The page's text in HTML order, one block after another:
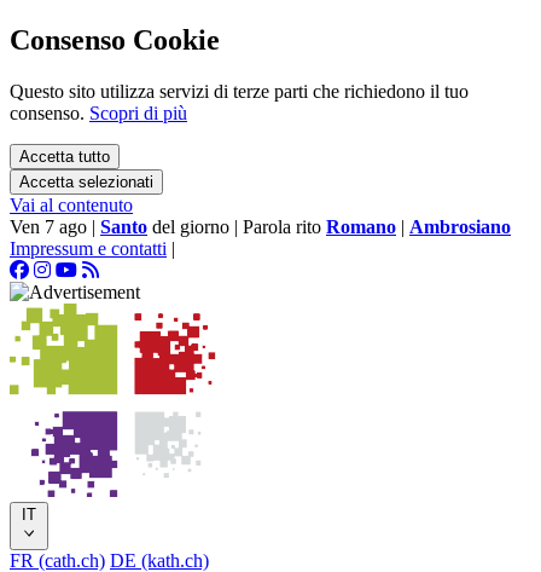
Consenso Cookie
Questo sito utilizza servizi di terze parti che richiedono il tuo
consenso. Scopri di più
Accetta tutto
Accetta selezionati
Vai al contenuto
Ven 7 ago | Santo del giorno | Parola rito Romano | Ambrosiano
Impressum e contatti |
IT
FR (cath.ch) DE (kath.ch)